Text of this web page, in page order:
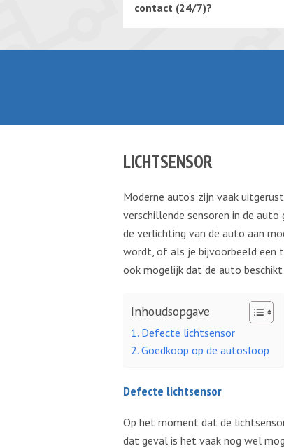
contact (24/7)?
LICHTSENSOR
Moderne auto’s zijn vaak
verschillende sensoren in de
de verlichting van de auto aan
wordt, of als je bijvoorbeeld een
ook mogelijk dat de auto
Inhoudsopgave
Defecte lichtsensor
Goedkoop op de autosloop
Defecte lichtsensor
Op het moment dat de
dat geval is het vaak nog wel